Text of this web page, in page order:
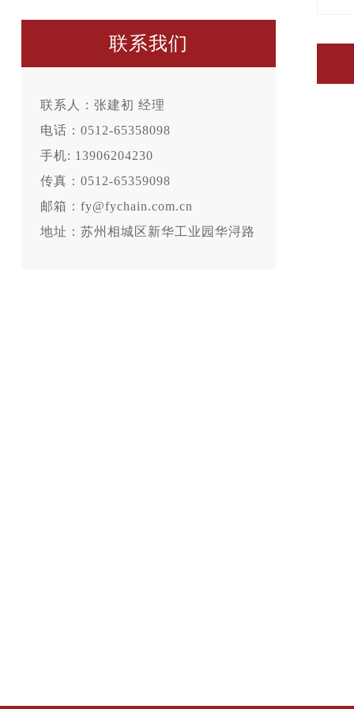
联系我们
联系人：张建初 经理
电话：0512-65358098
手机: 13906204230
传真：0512-65359098
邮箱：fy@fychain.com.cn
地址：苏州相城区新华工业园华浔路